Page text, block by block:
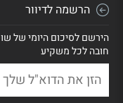
הרשמה לדיוור
הירשם לסיכום היומי של
חובה לכל משקיע